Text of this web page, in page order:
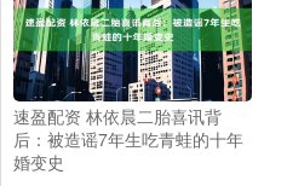
速盈配资 林依晨二胎喜讯背
后：被造谣7年生吃青蛙的十年
婚变史